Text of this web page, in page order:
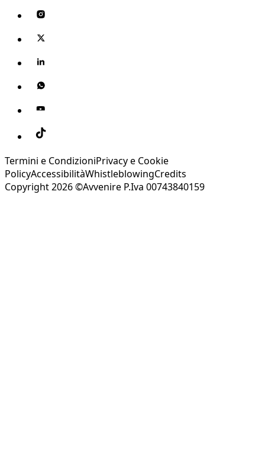
Termini e CondizioniPrivacy e Cookie
PolicyAccessibilitàWhistleblowingCredits
Copyright 2026 ©Avvenire P.Iva 00743840159